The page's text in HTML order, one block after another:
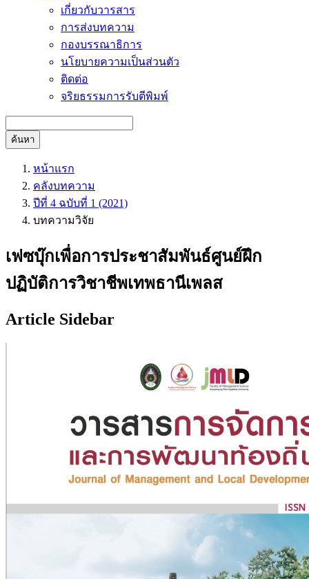
เกี่ยวกับวารสาร
การส่งบทความ
กองบรรณาธิการ
นโยบายความเป็นส่วนตัว
ติดต่อ
จริยธรรมการรับตีพิมพ์
ค้นหา
หน้าแรก
คลังบทความ
ปีที่ 4 ฉบับที่ 1 (2021)
บทความวิจัย
เฟซบุ๊กเพื่อการประชาสัมพันธ์ศูนย์ฝึก
ปฏิบัติการวิชาชีพเทพธานีเพลส
Article Sidebar